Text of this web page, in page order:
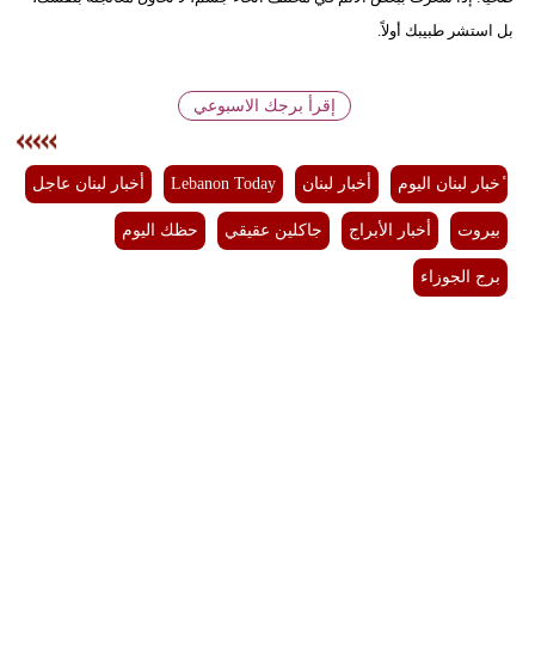
مدوَّنات
أبراج
بل استشر طبيبك أولاً.
إقرأ برجك الاسبوعي
ٔخبار لبنان اليوم أخبار لبنان Lebanon Today أخبار لبنان عاجل
بيروت أخبار الأبراج جاكلين عقيقي حظك اليوم
برج الجوزاء